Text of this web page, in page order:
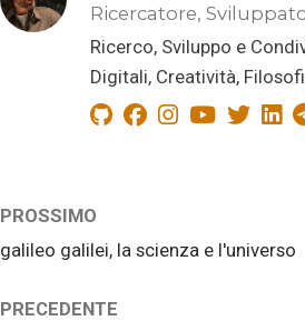
Ricercatore,
Ricerco, Sviluppo e
Digitali, Creatività,
PROSSIMO
galileo galilei, la scienza e l'universo
PRECEDENTE